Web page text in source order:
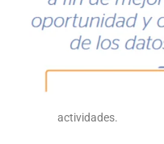
actividades.